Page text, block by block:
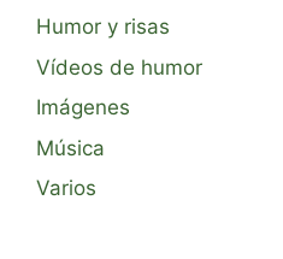
Humor y risas
Vídeos de humor
Imágenes
Música
Varios